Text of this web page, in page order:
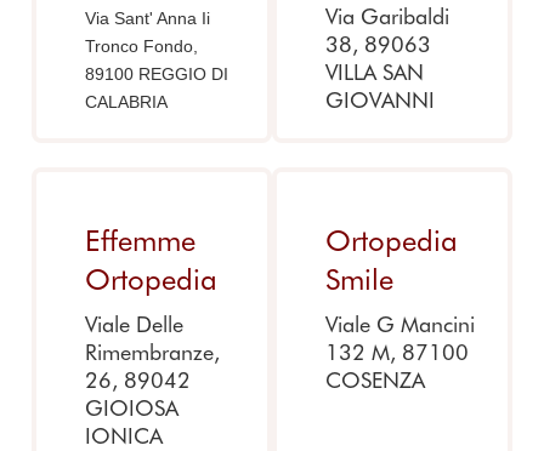
Via Sant' Anna Ii
Tronco Fondo,
89100 REGGIO DI
CALABRIA
Via Garibaldi
38, 89063
VILLA SAN
GIOVANNI
Effemme
Ortopedia
Viale Delle
Rimembranze,
26, 89042
GIOIOSA
IONICA
Ortopedia
Smile
Viale G Mancini
132 M, 87100
COSENZA